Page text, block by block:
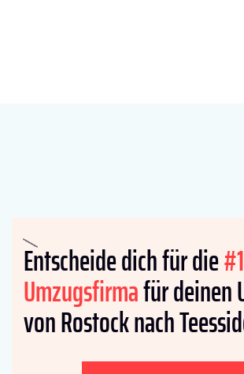
Entscheide dich für die#1
Umzugsfirmafür deinen
von Rostock nach